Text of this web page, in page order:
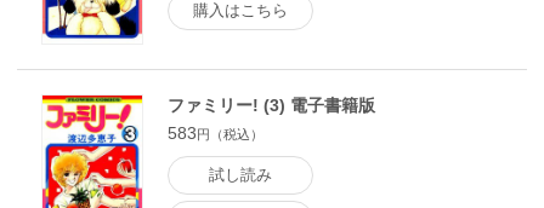
購入はこちら
ファミリー! (3) 電子書籍版
583円（税込）
試し読み